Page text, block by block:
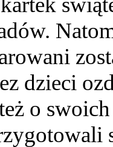
dzieci
o